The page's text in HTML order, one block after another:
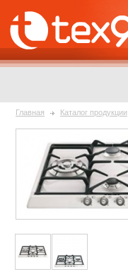
Главная Каталог продукции